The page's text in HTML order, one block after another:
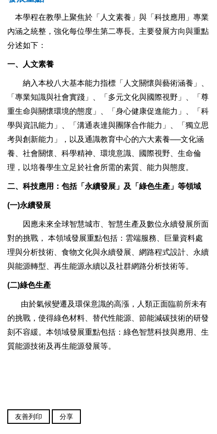
本學程在教學上聚焦於「人文素養」與「科技應用」專業
內涵之統整，強化每位學生第二專長。主要發展方向與重點
分述如下：
一、人文素養
納入本校八大基本能力指標「人文關懷與藝術涵養」、
「專業知識與社會實踐」、「多元文化與國際視野」、「尊
重生命與關懷環境的態度」、「身心健康促進能力」、「科
學與資訊能力」、「溝通表達與團隊合作能力」、「獨立思
考與創新能力」，以及通識教育中心的六大素養──文化涵
養、社會關懷、科學精神、環境意識、國際視野、生命倫
理，以培養學生立足於社會所需的素質、能力與態度。
二、科技應用：包括「永續發展」及「綠色生產」等領域
(一)永續發展
因應未來全球智慧城市、智慧生產及數位永續發展所面
對的挑戰， 本領域發展重點包括：雲端服務、巨量資料處
理與分析技術、食物文化與永續發展、網路程式設計、永續
與能源轉型、再生能源永續以及社群網路分析技術等。
(二)綠色生產
由於氣候變遷及環保意識的高漲，人類正面臨前所未有
的挑戰，使得綠色材料、替代性能源、節能減碳技術的研發
刻不容緩。本領域發展重點包括：綠色智慧科技與應用、生
質能源技術及再生能源發展等。
友善列印 分享